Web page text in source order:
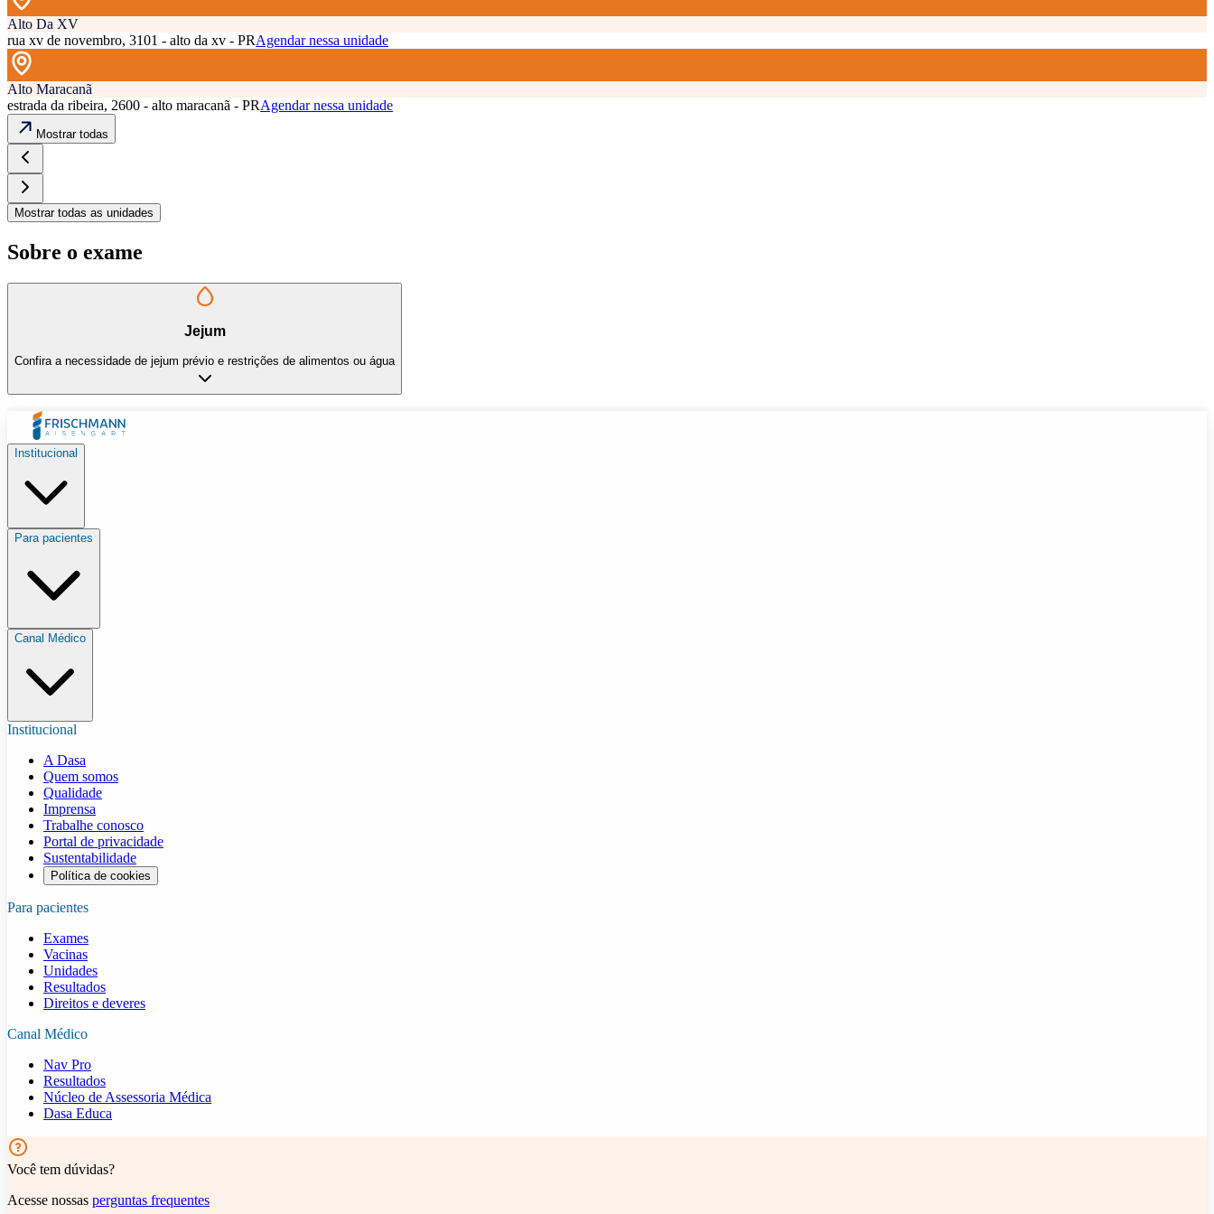
Alto Da XV
rua xv de novembro, 3101 - alto da xv - PRAgendar nessa unidade
Alto Maracanã
estrada da ribeira, 2600 - alto maracanã - PRAgendar nessa unidade
Mostrar todas
Mostrar todas as unidades
Sobre o exame
Jejum
Confira a necessidade de jejum prévio e restrições de alimentos ou água
Institucional
Para pacientes
Canal Médico
Institucional
A Dasa
Quem somos
Qualidade
Imprensa
Trabalhe conosco
Portal de privacidade
Sustentabilidade
Política de cookies
Para pacientes
Exames
Vacinas
Unidades
Resultados
Direitos e deveres
Canal Médico
Nav Pro
Resultados
Núcleo de Assessoria Médica
Dasa Educa
Você tem dúvidas?
Acesse nossas perguntas frequentes